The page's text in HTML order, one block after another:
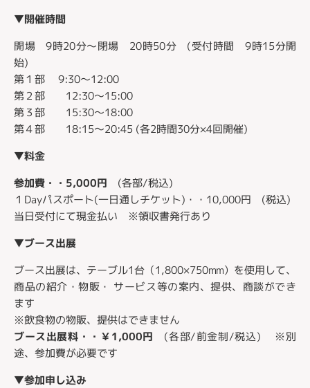
▼開催時間
開場 9時20分～閉場 20時50分 (受付時間 9時15分開
始)
第１部 9:30～12:00
第２部 12:30～15:00
第３部 15:30～18:00
第４部 18:15～20:45 (各2時間30分×4回開催)
▼料金
参加費・・5,000円 (各部/税込)
１Dayパスポート(一日通しチケット)・・10,000円 (税込)
当日受付にて現金払い ※領収書発行あり
▼ブース出展
ブース出展は、テーブル1台（1,800×750mm）を使用して、
商品の紹介・物販・ サービス等の案内、提供、商談ができ
ます
※飲食物の物販、提供はできません
ブース出展料・・￥1,000円 (各部/前金制/税込) ※別
途、参加費が必要です
▼参加申し込み